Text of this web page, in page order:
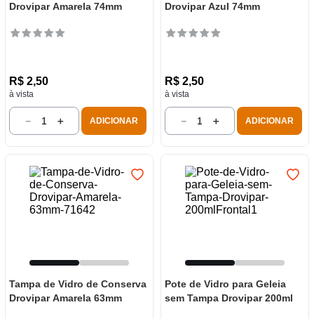
Drovipar Amarela 74mm
R$ 2,50
à vista
＋
－ ADICIONAR
Drovipar Azul 74mm
R$ 2,50
à vista
＋
－ ADICIONAR
Tampa de Vidro de Conserva
Drovipar Amarela 63mm
Pote de Vidro para Geleia
sem Tampa Drovipar 200ml